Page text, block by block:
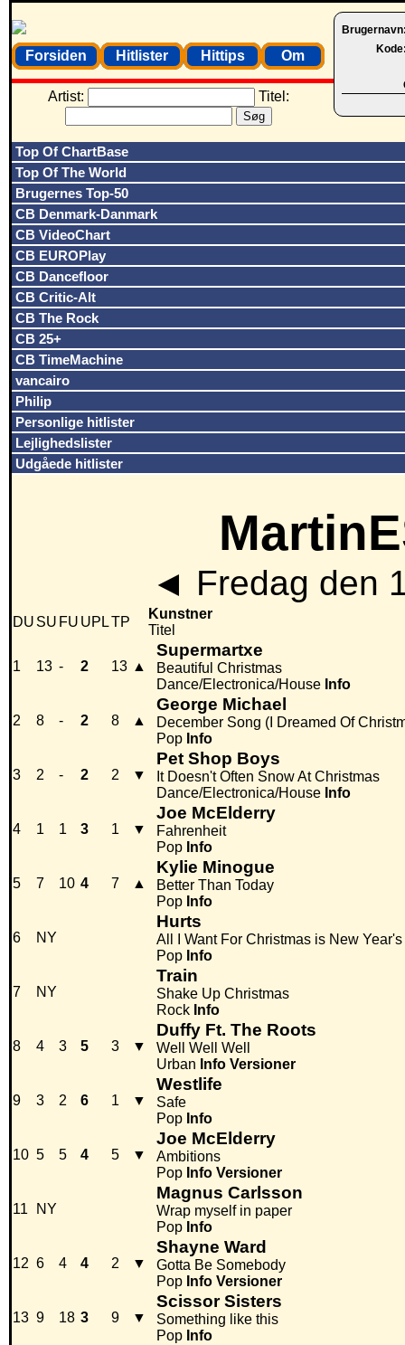
Forsiden Hitlister Hittips Om
Artist: Titel:
Top Of ChartBase
Top Of The World
Brugernes Top-50
CB Denmark-Danmark
CB VideoChart
CB EUROPlay
CB Dancefloor
CB Critic-Alt
CB The Rock
CB 25+
CB TimeMachine
vancairo
Philip
Personlige hitlister
Lejlighedslister
Udgåede hitlister
◄ Fredag den
DU SU FU UPLTP
Kunstner
Titel
1 13 - 2 13 ▲
Supermartxe
Beautiful Christmas
Dance/Electronica/House Info
2 8 - 2 8 ▲
George Michael
December Song (I Dreamed Of
Pop Info
3 2 - 2 2 ▼
Pet Shop Boys
It Doesn't Often Snow At Christmas
Dance/Electronica/House Info
4 1 1 3 1 ▼
Joe McElderry
Fahrenheit
Pop Info
5 7 10 4 7 ▲
Kylie Minogue
Better Than Today
Pop Info
6 NY
Hurts
All I Want For Christmas is New
Pop Info
7 NY
Train
Shake Up Christmas
Rock Info
8 4 3 5 3 ▼
Duffy Ft. The Roots
Well Well Well
Urban Info Versioner
9 3 2 6 1 ▼
Westlife
Safe
Pop Info
10 5 5 4 5 ▼
Joe McElderry
Ambitions
Pop Info Versioner
11 NY
Magnus Carlsson
Wrap myself in paper
Pop Info
12 6 4 4 2 ▼
Shayne Ward
Gotta Be Somebody
Pop Info Versioner
13 9 18 3 9 ▼
Scissor Sisters
Something like this
Pop Info